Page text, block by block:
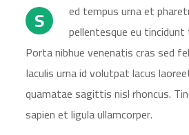
S
ed tempus urna et
pellentesque eu
Porta nibhue venenatis cras sed
Iaculis urna id volutpat lacus
quamatae sagittis nisl rhoncus.
sapien et ligula ullamcorper.